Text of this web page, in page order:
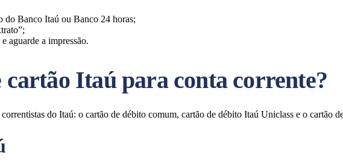
do Banco Itaú ou Banco 24 horas;
aguarde a impressão.
cartão Itaú para conta corrente?
do Itaú: o cartão de débito comum, cartão de débito Itaú Uniclass e o cartão